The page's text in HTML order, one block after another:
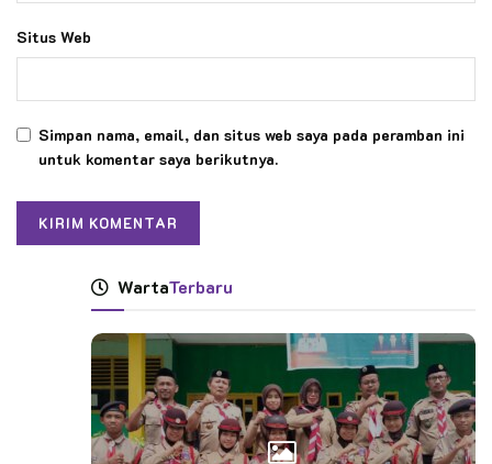
Situs Web
Simpan nama, email, dan situs web saya pada peramban ini
untuk komentar saya berikutnya.
WartaTerbaru